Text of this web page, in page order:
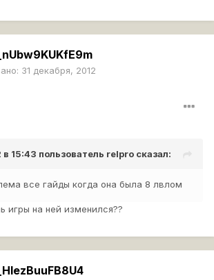
31 декабря, 2012
в 15:43 пользователь relpro сказал:
все гайды когда она была 8 лвлом
игры на ней изменился??